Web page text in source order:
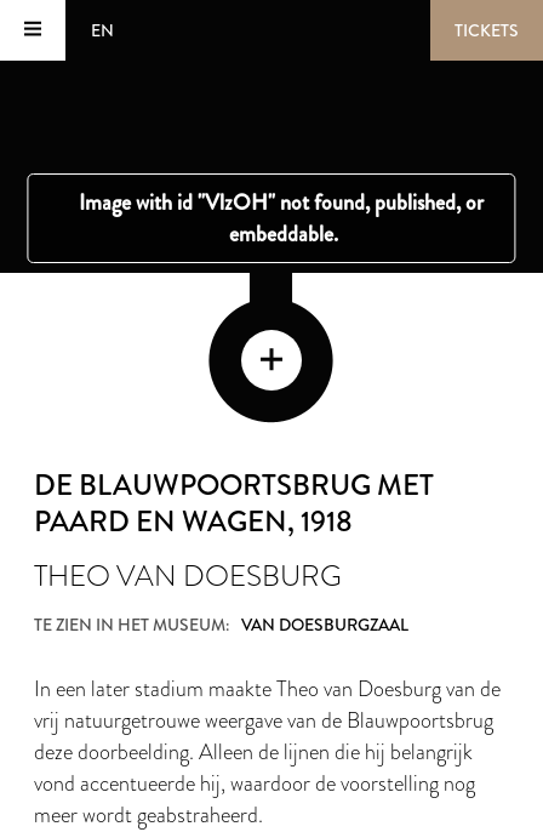
EN TICKETS
DE BLAUWPOORTSBRUG MET
PAARD EN WAGEN, 1918
THEO VAN DOESBURG
TE ZIEN IN HET MUSEUM: VAN DOESBURGZAAL
In een later stadium maakte Theo van Doesburg van de
vrij natuurgetrouwe weergave van de Blauwpoortsbrug
deze doorbeelding. Alleen de lijnen die hij belangrijk
vond accentueerde hij, waardoor de voorstelling nog
meer wordt geabstraheerd.